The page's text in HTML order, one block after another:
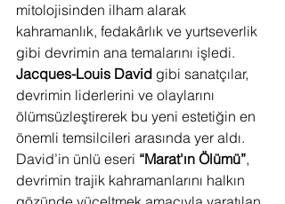
mitolojisinden ilham alarak
kahramanlık, fedakârlık ve yurtseverlik
gibi devrimin ana temalarını işledi.
Jacques-Louis David gibi sanatçılar,
devrimin liderlerini ve olaylarını
ölümsüzleştirerek bu yeni estetiğin en
önemli temsilcileri arasında yer aldı.
David’in ünlü eseri “Marat'ın Ölümü”,
devrimin trajik kahramanlarını halkın